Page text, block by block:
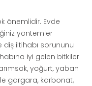
önemlidir. Evde
yöntemler
iltihabı sorununu
iyi gelen bitkiler
yoğurt, yaban
gargara, karbonat,